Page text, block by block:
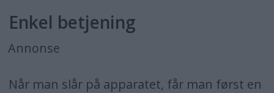
Enkel betjening
Annonse
Når man slår på apparatet, får man først en